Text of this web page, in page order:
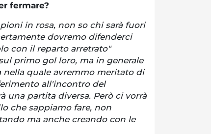
fermare?
in rosa, non so chi sarà fuori
dovremo difenderci
con il reparto arretrato"
primo gol loro, ma in generale
nella quale avremmo meritato di
all'incontro del
una partita diversa. Però ci vorrà
che sappiamo fare, non
ma anche creando con le